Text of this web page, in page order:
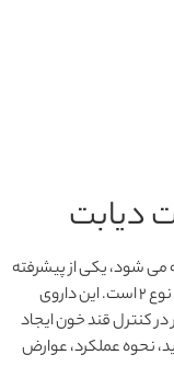
دیابت
می شود، یکی از پیشرفته
ترین داروهای مورد تایید FDA برای مدیریت دیابت نوع ۲ است. این داروی
کنترل قند خون ایجاد
نحوه عملکرد، عوارض